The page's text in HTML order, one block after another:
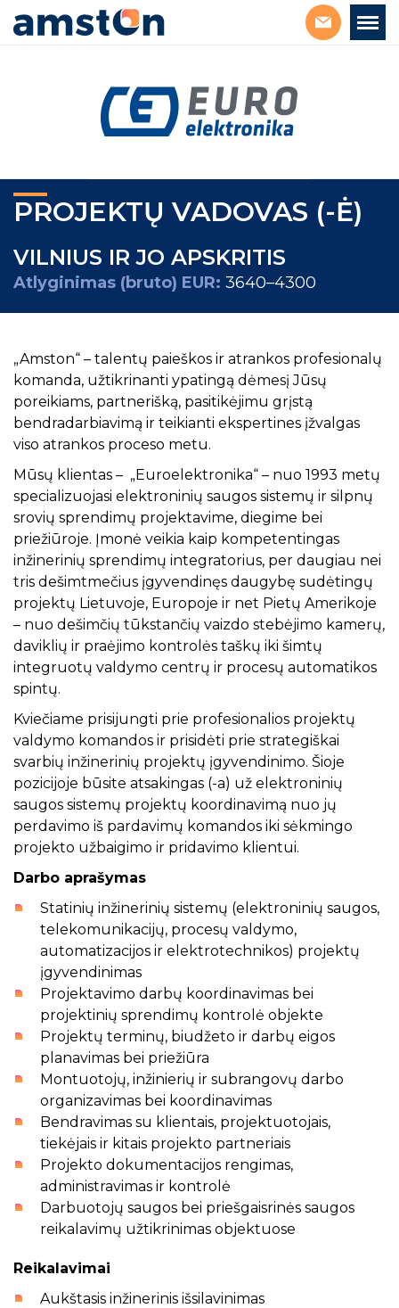
PROJEKTŲ VADOVAS (-Ė)
VILNIUS IR JO APSKRITIS
Atlyginimas (bruto) EUR: 3640–4300
„Amston“ – talentų paieškos ir atrankos profesionalų
komanda, užtikrinanti ypatingą dėmesį Jūsų
poreikiams, partnerišką, pasitikėjimu grįstą
bendradarbiavimą ir teikianti ekspertines įžvalgas
viso atrankos proceso metu.
Mūsų klientas – „Euroelektronika“ – nuo 1993 metų
specializuojasi elektroninių saugos sistemų ir silpnų
srovių sprendimų projektavime, diegime bei
priežiūroje. Įmonė veikia kaip kompetentingas
inžinerinių sprendimų integratorius, per daugiau nei
tris dešimtmečius įgyvendinęs daugybę sudėtingų
projektų Lietuvoje, Europoje ir net Pietų Amerikoje
– nuo dešimčių tūkstančių vaizdo stebėjimo kamerų,
daviklių ir praėjimo kontrolės taškų iki šimtų
integruotų valdymo centrų ir procesų automatikos
spintų.
Kviečiame prisijungti prie profesionalios projektų
valdymo komandos ir prisidėti prie strategiškai
svarbių inžinerinių projektų įgyvendinimo. Šioje
pozicijoje būsite atsakingas (-a) už elektroninių
saugos sistemų projektų koordinavimą nuo jų
perdavimo iš pardavimų komandos iki sėkmingo
projekto užbaigimo ir pridavimo klientui.
Darbo aprašymas
Statinių inžinerinių sistemų (elektroninių saugos,
telekomunikacijų, procesų valdymo,
automatizacijos ir elektrotechnikos) projektų
įgyvendinimas
Projektavimo darbų koordinavimas bei
projektinių sprendimų kontrolė objekte
Projektų terminų, biudžeto ir darbų eigos
planavimas bei priežiūra
Montuotojų, inžinierių ir subrangovų darbo
organizavimas bei koordinavimas
Bendravimas su klientais, projektuotojais,
tiekėjais ir kitais projekto partneriais
Projekto dokumentacijos rengimas,
administravimas ir kontrolė
Darbuotojų saugos bei priešgaisrinės saugos
reikalavimų užtikrinimas objektuose
Reikalavimai
Aukštasis inžinerinis išsilavinimas